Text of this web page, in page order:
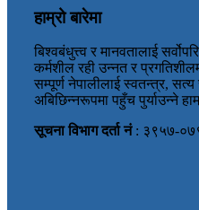
हाम्रो बारेमा
बिश्वबंधुत्त्व र मानवतालाई
कर्मशील रही उन्नत र
सम्पूर्ण नेपालीलाई स्वतन्त्र, सत्य
अबिछिन्नरूपमा पहुँच पुर्याउन्ने
सूचना विभाग दर्ता नं: ३९५७-